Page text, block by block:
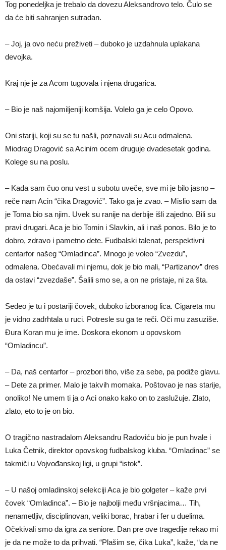
Tog ponedeljka je trebalo da dovezu Aleksandrovo telo. Čulo se
da će biti sahranjen sutradan.
– Joj, ja ovo neću preživeti – duboko je uzdahnula uplakana
devojka.
Kraj nje je za Acom tugovala i njena drugarica.
– Bio je naš najomiljeniji komšija. Volelo ga je celo Opovo.
Oni stariji, koji su se tu našli, poznavali su Acu odmalena.
Miodrag Dragović sa Acinim ocem druguje dvadesetak godina.
Kolege su na poslu.
– Kada sam čuo onu vest u subotu uveče, sve mi je bilo jasno –
reče nam Acin “čika Dragović”. Tako ga je zvao. – Mislio sam da
je Toma bio sa njim. Uvek su ranije na derbije išli zajedno. Bili su
pravi drugari. Aca je bio Tomin i Slavkin, ali i naš ponos. Bilo je to
dobro, zdravo i pametno dete. Fudbalski talenat, perspektivni
centarfor našeg “Omladinca”. Mnogo je voleo “Zvezdu”,
odmalena. Obećavali mi njemu, dok je bio mali, “Partizanov” dres
da ostavi “zvezdaše”. Šalili smo se, a on ne pristaje, ni za šta.
Sedeo je tu i postariji čovek, duboko izboranog lica. Cigareta mu
je vidno zadrhtala u ruci. Potresle su ga te reči. Oči mu zasuziše.
Đura Koran mu je ime. Doskora ekonom u opovskom
“Omladincu”.
– Da, naš centarfor – prozbori tiho, više za sebe, pa podiže glavu.
– Dete za primer. Malo je takvih momaka. Poštovao je nas starije,
onoliko! Ne umem ti ja o Aci onako kako on to zaslužuje. Zlato,
zlato, eto to je on bio.
O tragično nastradalom Aleksandru Radoviću bio je pun hvale i
Luka Četnik, direktor opovskog fudbalskog kluba. “Omladinac” se
takmiči u Vojvođanskoj ligi, u grupi “istok”.
– U našoj omladinskoj selekciji Aca je bio golgeter – kaže prvi
čovek “Omladinca”. – Bio je najbolji među vršnjacima… Tih,
nenametljiv, disciplinovan, veliki borac, hrabar i fer u duelima.
Očekivali smo da igra za seniore. Dan pre ove tragedije rekao mi
je da ne može to da prihvati. “Plašim se, čika Luka”, kaže, “da ne